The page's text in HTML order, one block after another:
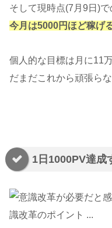
そして現時点(7月9日)
今月は5000円ほど稼げ
個人的な目標は月に11
だまだこれから頑張ら
1日1000PV達成